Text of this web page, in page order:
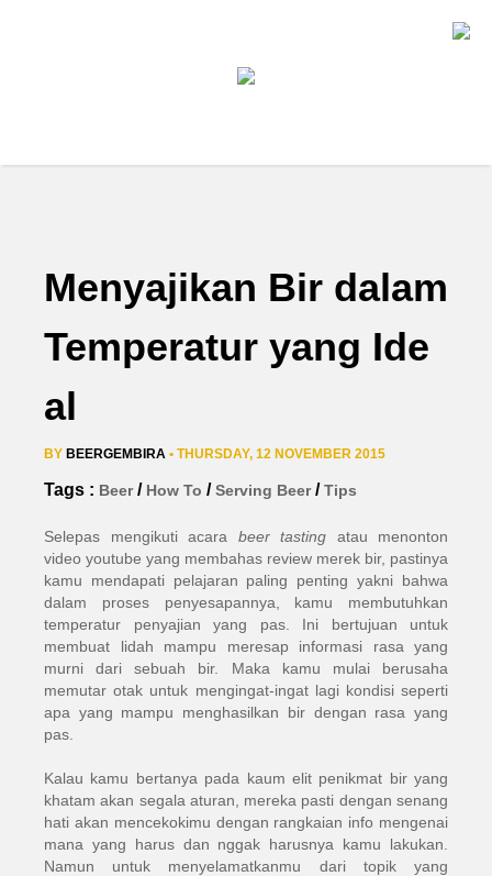
Menyajikan Bir dalam
Temperatur yang Ide
al
BY BEERGEMBIRA • THURSDAY, 12 NOVEMBER 2015
Tags : Beer/ How To /Serving Beer/Tips
Selepas mengikuti acara beer tasting atau menonton
video youtube yang membahas review merek bir, pastinya
kamu mendapati pelajaran paling penting yakni bahwa
dalam proses penyesapannya, kamu membutuhkan
temperatur penyajian yang pas. Ini bertujuan untuk
membuat lidah mampu meresap informasi rasa yang
murni dari sebuah bir. Maka kamu mulai berusaha
memutar otak untuk mengingat-ingat lagi kondisi seperti
apa yang mampu menghasilkan bir dengan rasa yang
pas.
Kalau kamu bertanya pada kaum elit penikmat bir yang
khatam akan segala aturan, mereka pasti dengan senang
hati akan mencekokimu dengan rangkaian info mengenai
mana yang harus dan nggak harusnya kamu lakukan.
Namun untuk menyelamatkanmu dari topik yang